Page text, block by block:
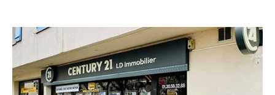
CENTURY 21 LD Immobilier
9 rue Eugène Renault
ST ARNOULT EN YVELINES - 78730